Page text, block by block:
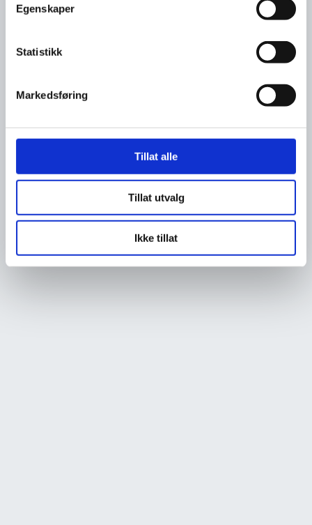
Egenskaper
Statistikk
Markedsføring
Tillat alle
Tillat utvalg
Ikke tillat